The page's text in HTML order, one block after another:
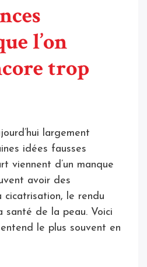
l’on
trop
largement
idées fausses
viennent d’un manque
avoir des
cicatrisation, le rendu
santé de la peau. Voici
entend le plus souvent en